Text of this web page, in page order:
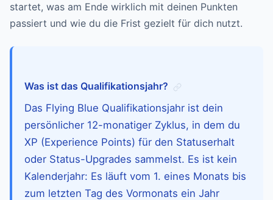
startet, was am Ende wirklich mit deinen Punkten
passiert und wie du die Frist gezielt für dich nutzt.
Was ist das Qualifikationsjahr?
Das Flying Blue Qualifikationsjahr ist dein
persönlicher 12-monatiger Zyklus, in dem du
XP (Experience Points) für den Statuserhalt
oder Status-Upgrades sammelst. Es ist kein
Kalenderjahr: Es läuft vom 1. eines Monats bis
zum letzten Tag des Vormonats ein Jahr